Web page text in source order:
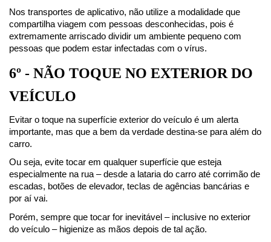
Nos transportes de aplicativo, não utilize a modalidade que
compartilha viagem com pessoas desconhecidas, pois é
extremamente arriscado dividir um ambiente pequeno com
pessoas que podem estar infectadas com o vírus.
6º - NÃO TOQUE NO EXTERIOR DO
VEÍCULO
Evitar o toque na superfície exterior do veículo é um alerta
importante, mas que a bem da verdade destina-se para além do
carro.
Ou seja, evite tocar em qualquer superfície que esteja
especialmente na rua – desde a lataria do carro até corrimão de
escadas, botões de elevador, teclas de agências bancárias e
por aí vai.
Porém, sempre que tocar for inevitável – inclusive no exterior
do veículo – higienize as mãos depois de tal ação.